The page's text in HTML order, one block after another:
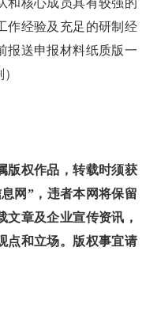
作经验及充足的研制经
报送申报材料纸质版一
权作品，转载时须获
网”，违者本网将保留
文章及企业宣传资讯，
点和立场。版权事宜请